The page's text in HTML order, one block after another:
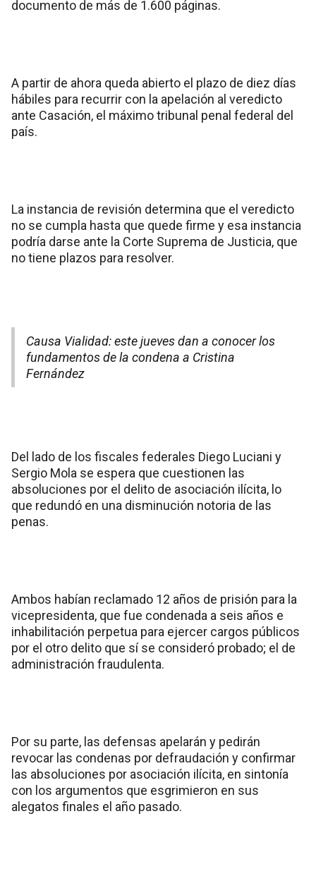
documento de más de 1.600 páginas.
A partir de ahora queda abierto el plazo de diez días
hábiles para recurrir con la apelación al veredicto
ante Casación, el máximo tribunal penal federal del
país.
La instancia de revisión determina que el veredicto
no se cumpla hasta que quede firme y esa instancia
podría darse ante la Corte Suprema de Justicia, que
no tiene plazos para resolver.
Causa Vialidad: este jueves dan a conocer los
fundamentos de la condena a Cristina
Fernández
Del lado de los fiscales federales Diego Luciani y
Sergio Mola se espera que cuestionen las
absoluciones por el delito de asociación ilícita, lo
que redundó en una disminución notoria de las
penas.
Ambos habían reclamado 12 años de prisión para la
vicepresidenta, que fue condenada a seis años e
inhabilitación perpetua para ejercer cargos públicos
por el otro delito que sí se consideró probado; el de
administración fraudulenta.
Por su parte, las defensas apelarán y pedirán
revocar las condenas por defraudación y confirmar
las absoluciones por asociación ilícita, en sintonía
con los argumentos que esgrimieron en sus
alegatos finales el año pasado.